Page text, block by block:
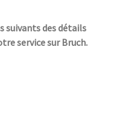
suivants des détails
service sur Bruch.